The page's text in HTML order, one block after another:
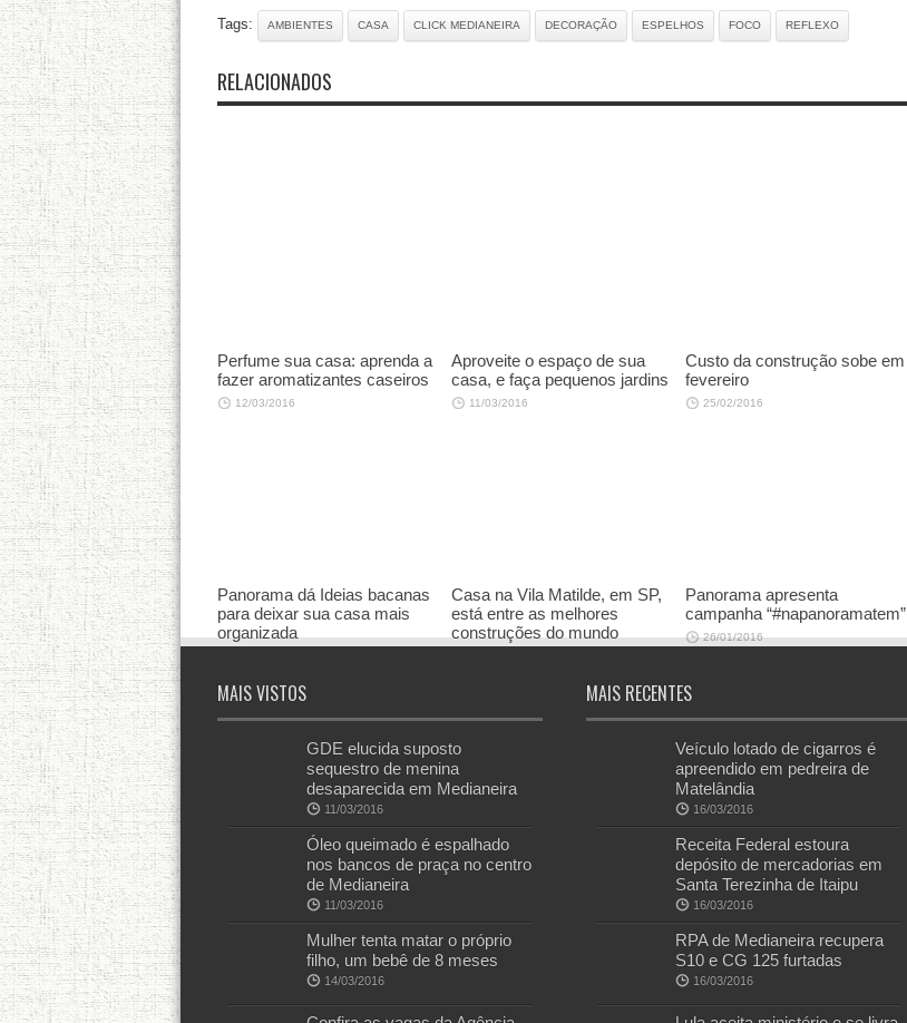
Tags: AMBIENTES CASA CLICK MEDIANEIRA DECORAÇÃO ESPELHOS FOCO REFLEXO
RELACIONADOS
Perfume sua casa: aprenda a
fazer aromatizantes caseiros
12/03/2016
Aproveite o espaço de sua
casa, e faça pequenos jardins
11/03/2016
Custo da construção sobe em
fevereiro
25/02/2016
Panorama dá Ideias bacanas
para deixar sua casa mais
organizada
Casa na Vila Matilde, em SP,
está entre as melhores
construções do mundo
Panorama apresenta
campanha “#napanoramatem”
26/01/2016
MAIS VISTOS
GDE elucida suposto
sequestro de menina
desaparecida em Medianeira
11/03/2016
Óleo queimado é espalhado
nos bancos de praça no centro
de Medianeira
11/03/2016
Mulher tenta matar o próprio
filho, um bebê de 8 meses
14/03/2016
MAIS RECENTES
Veículo lotado de cigarros é
apreendido em pedreira de
Matelândia
16/03/2016
Receita Federal estoura
depósito de mercadorias em
Santa Terezinha de Itaipu
16/03/2016
RPA de Medianeira recupera
S10 e CG 125 furtadas
16/03/2016